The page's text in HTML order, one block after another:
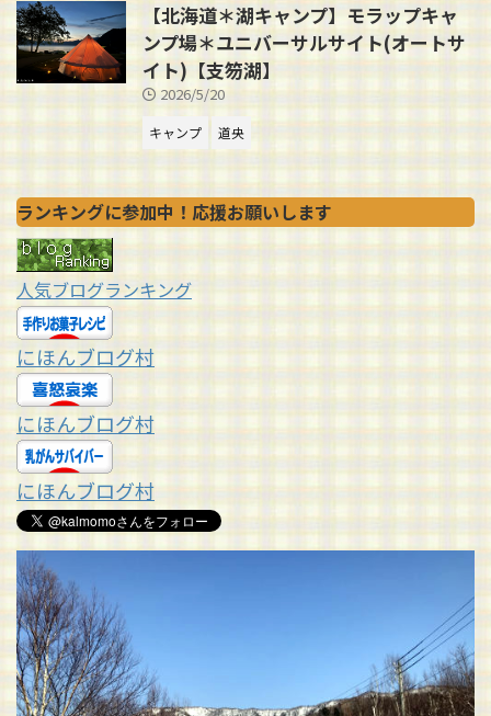
【北海道＊湖キャンプ】モラップキャ
ンプ場＊ユニバーサルサイト(オートサ
イト)【支笏湖】
2026/5/20
キャンプ 道央
ランキングに参加中！応援お願いします
人気ブログランキング
にほんブログ村
にほんブログ村
にほんブログ村